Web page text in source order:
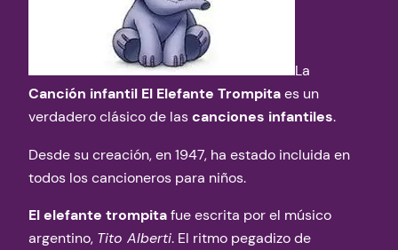
La
Canción infantil El Elefante Trompitaes un
verdadero clásico de lascanciones infantiles.
Desde su creación, en 1947, ha estado incluida en
todos los cancioneros para niños.
El elefante trompitafue escrita por el músico
argentino, Tito Alberti. El ritmo pegadizo de